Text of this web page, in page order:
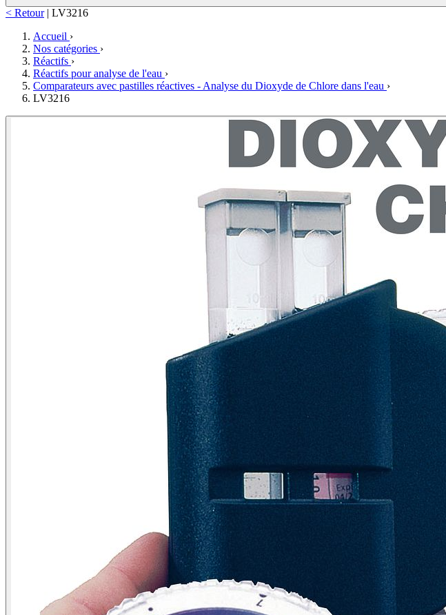
< Retour | LV3216
Accueil ›
Nos catégories ›
Réactifs ›
Réactifs pour analyse de l'eau ›
Comparateurs avec pastilles réactives - Analyse du Dioxyde de Chlore dans l'eau ›
LV3216